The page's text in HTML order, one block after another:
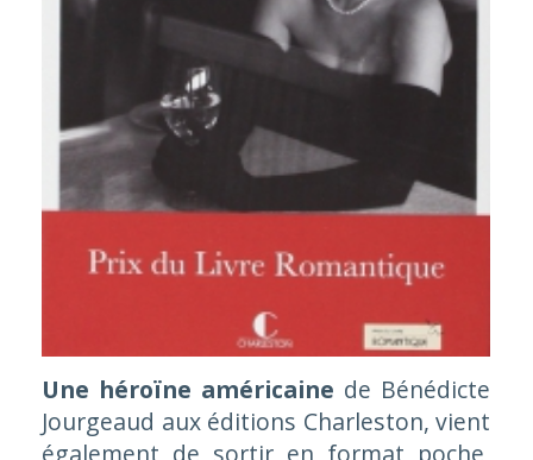
Une héroïne américaine de Bénédicte
Jourgeaud aux éditions Charleston, vient
également de sortir en format poche,